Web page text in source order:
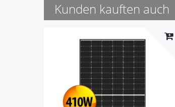
Kunden kauften auch